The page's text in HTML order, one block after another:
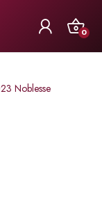
0
Noblesse